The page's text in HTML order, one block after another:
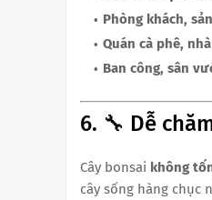
Phòng khách,
Quán cà phê,
Ban công, sân
6. 🔧 Dễ
Cây bonsai không
cây sống hàng chục